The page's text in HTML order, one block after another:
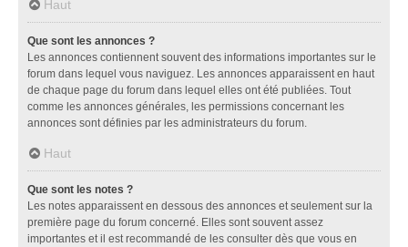
Haut
Que sont les annonces ?
Les annonces contiennent souvent des informations importantes sur le
forum dans lequel vous naviguez. Les annonces apparaissent en haut
de chaque page du forum dans lequel elles ont été publiées. Tout
comme les annonces générales, les permissions concernant les
annonces sont définies par les administrateurs du forum.
Haut
Que sont les notes ?
Les notes apparaissent en dessous des annonces et seulement sur la
première page du forum concerné. Elles sont souvent assez
importantes et il est recommandé de les consulter dès que vous en